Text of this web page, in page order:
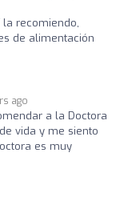
la recomiendo,
de alimentación
ago
a la Doctora
vida y me siento
es muy